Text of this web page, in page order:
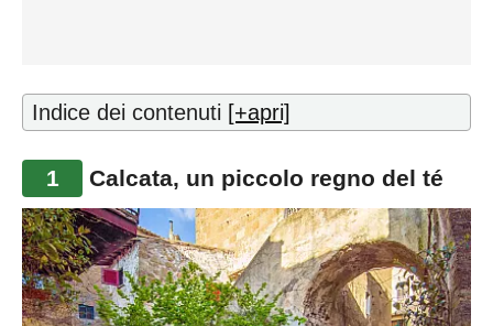
Indice dei contenuti [+apri]
1 Calcata, un piccolo regno del té